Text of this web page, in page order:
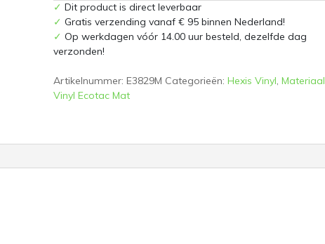
meter
aantal
✓ Dit product is direct leverbaar
✓ Gratis verzending vanaf € 95 binnen Nederland!
✓ Op werkdagen vóór 14.00 uur besteld, dezelfde dag
verzonden!
Artikelnummer: E3829M Categorieën: Hexis Vinyl, Materiaal
Vinyl Ecotac Mat